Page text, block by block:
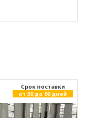
Cрок поставки
от 30 до 90 дней